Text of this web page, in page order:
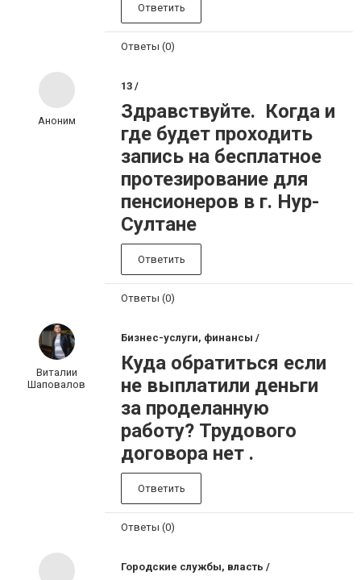
Ответить
Ответы (0)
Аноним
13 /
Здравствуйте. Когда и
где будет проходить
запись на бесплатное
протезирование для
пенсионеров в г. Нур-
Султане
Ответить
Ответы (0)
Виталии
Шаповалов
Бизнес-услуги, финансы /
Куда обратиться если
не выплатили деньги
за проделанную
работу? Трудового
договора нет .
Ответить
Ответы (0)
Городские службы, власть /